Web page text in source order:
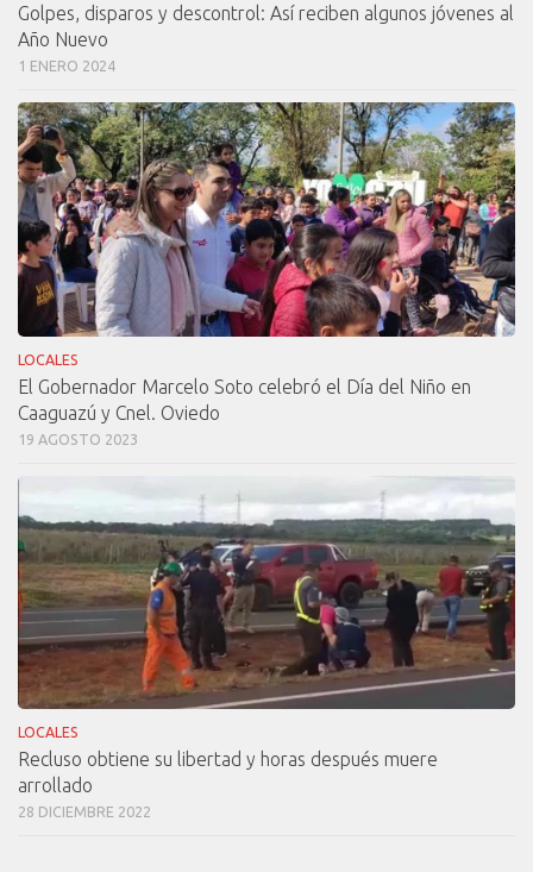
Golpes, disparos y descontrol: Así reciben algunos jóvenes al
Año Nuevo
1 ENERO 2024
LOCALES
El Gobernador Marcelo Soto celebró el Día del Niño en
Caaguazú y Cnel. Oviedo
19 AGOSTO 2023
LOCALES
Recluso obtiene su libertad y horas después muere
arrollado
28 DICIEMBRE 2022